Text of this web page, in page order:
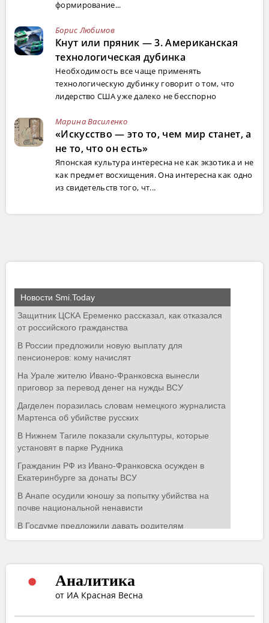
формирование...
Борис Любимов
Кнут или пряник — 3. Американская
технологическая дубинка
Необходимость все чаще применять
технологическую дубинку говорит о том, что
лидерство США уже далеко не бесспорно
Марина Василенко
«Искусство — это то, чем мир станет, а
не то, что он есть»
Японская культура интересна не как экзотика и не
как предмет восхищения. Она интересна как одно
из свидетельств того, чт...
Аналитика
от ИА Красная Весна